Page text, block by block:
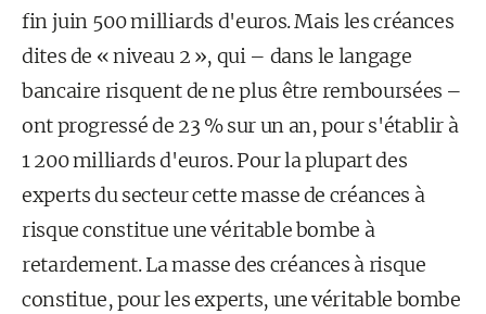
fin juin 500 milliards d'euros. Mais les créances
dites de « ni­veau 2 », qui – dans le langage
bancaire risquent de ne plus être remboursées –
ont progressé de 23 % sur un an, pour s'établir à
1 200 milliards d'euros. Pour la plupart des
experts du secteur cette masse de créances à
risque constitue une véritable bombe à
retardement. La masse des créances à risque
constitue, pour les experts, une véritable bombe